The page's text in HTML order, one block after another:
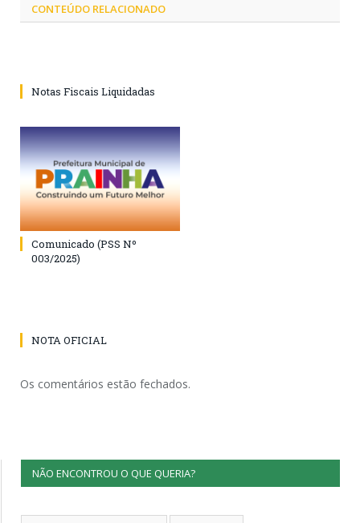
CONTEÚDO RELACIONADO
Notas Fiscais Liquidadas
Comunicado (PSS Nº
003/2025)
NOTA OFICIAL
Os comentários estão fechados.
NÃO ENCONTROU O QUE QUERIA?